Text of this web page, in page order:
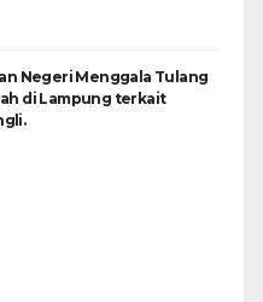
Negeri Menggala Tulang
di Lampung terkait